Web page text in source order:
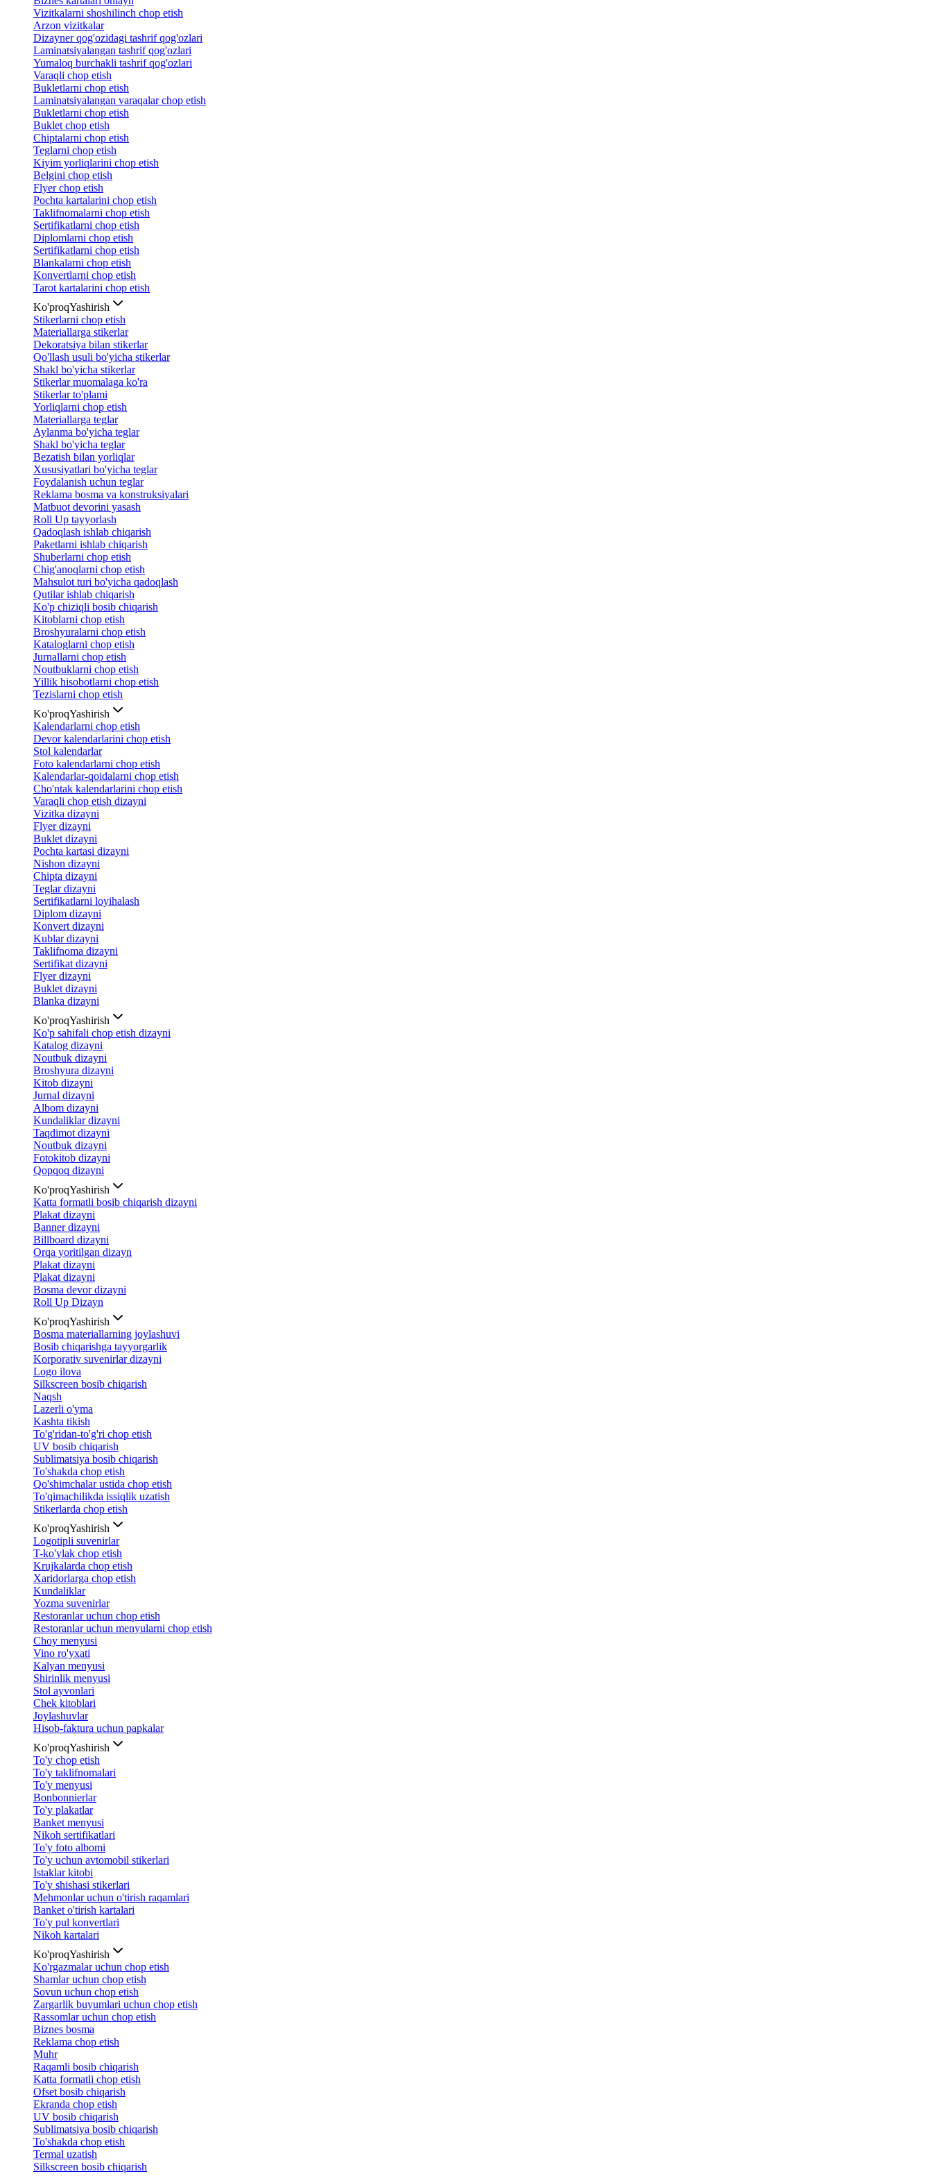
Vizitkalarni shoshilinch chop etish
Arzon vizitkalar
Dizayner qog'ozidagi tashrif qog'ozlari
Laminatsiyalangan tashrif qog'ozlari
Yumaloq burchakli tashrif qog'ozlari
Varaqli chop etish
Bukletlarni chop etish
Laminatsiyalangan varaqalar chop etish
Bukletlarni chop etish
Buklet chop etish
Chiptalarni chop etish
Teglarni chop etish
Kiyim yorliqlarini chop etish
Belgini chop etish
Flyer chop etish
Pochta kartalarini chop etish
Taklifnomalarni chop etish
Sertifikatlarni chop etish
Diplomlarni chop etish
Sertifikatlarni chop etish
Blankalarni chop etish
Konvertlarni chop etish
Tarot kartalarini chop etish
Ko'proqYashirish
Stikerlarni chop etish
Materiallarga stikerlar
Dekoratsiya bilan stikerlar
Qo'llash usuli bo'yicha stikerlar
Shakl bo'yicha stikerlar
Stikerlar muomalaga ko'ra
Stikerlar to'plami
Yorliqlarni chop etish
Materiallarga teglar
Aylanma bo'yicha teglar
Shakl bo'yicha teglar
Bezatish bilan yorliqlar
Xususiyatlari bo'yicha teglar
Foydalanish uchun teglar
Reklama bosma va konstruksiyalari
Matbuot devorini yasash
Roll Up tayyorlash
Qadoqlash ishlab chiqarish
Paketlarni ishlab chiqarish
Shuberlarni chop etish
Chig'anoqlarni chop etish
Mahsulot turi bo'yicha qadoqlash
Qutilar ishlab chiqarish
Ko'p chiziqli bosib chiqarish
Kitoblarni chop etish
Broshyuralarni chop etish
Kataloglarni chop etish
Jurnallarni chop etish
Noutbuklarni chop etish
Yillik hisobotlarni chop etish
Tezislarni chop etish
Ko'proqYashirish
Kalendarlarni chop etish
Devor kalendarlarini chop etish
Stol kalendarlar
Foto kalendarlarni chop etish
Kalendarlar-qoidalarni chop etish
Cho'ntak kalendarlarini chop etish
Varaqli chop etish dizayni
Vizitka dizayni
Flyer dizayni
Buklet dizayni
Pochta kartasi dizayni
Nishon dizayni
Chipta dizayni
Teglar dizayni
Sertifikatlarni loyihalash
Diplom dizayni
Konvert dizayni
Kublar dizayni
Taklifnoma dizayni
Sertifikat dizayni
Flyer dizayni
Buklet dizayni
Blanka dizayni
Ko'proqYashirish
Ko'p sahifali chop etish dizayni
Katalog dizayni
Noutbuk dizayni
Broshyura dizayni
Kitob dizayni
Jurnal dizayni
Albom dizayni
Kundaliklar dizayni
Taqdimot dizayni
Noutbuk dizayni
Fotokitob dizayni
Qopqoq dizayni
Ko'proqYashirish
Katta formatli bosib chiqarish dizayni
Plakat dizayni
Banner dizayni
Billboard dizayni
Orqa yoritilgan dizayn
Plakat dizayni
Plakat dizayni
Bosma devor dizayni
Roll Up Dizayn
Ko'proqYashirish
Bosma materiallarning joylashuvi
Bosib chiqarishga tayyorgarlik
Korporativ suvenirlar dizayni
Logo ilova
Silkscreen bosib chiqarish
Naqsh
Lazerli o'yma
Kashta tikish
To'g'ridan-to'g'ri chop etish
UV bosib chiqarish
Sublimatsiya bosib chiqarish
To'shakda chop etish
Qo'shimchalar ustida chop etish
To'qimachilikda issiqlik uzatish
Stikerlarda chop etish
Ko'proqYashirish
Logotipli suvenirlar
T-ko'ylak chop etish
Krujkalarda chop etish
Xaridorlarga chop etish
Kundaliklar
Yozma suvenirlar
Restoranlar uchun chop etish
Restoranlar uchun menyularni chop etish
Choy menyusi
Vino ro'yxati
Kalyan menyusi
Shirinlik menyusi
Stol ayvonlari
Chek kitoblari
Joylashuvlar
Hisob-faktura uchun papkalar
Ko'proqYashirish
To'y chop etish
To'y taklifnomalari
To'y menyusi
Bonbonnierlar
To'y plakatlar
Banket menyusi
Nikoh sertifikatlari
To'y foto albomi
To'y uchun avtomobil stikerlari
Istaklar kitobi
To'y shishasi stikerlari
Mehmonlar uchun o'tirish raqamlari
Banket o'tirish kartalari
To'y pul konvertlari
Nikoh kartalari
Ko'proqYashirish
Ko'rgazmalar uchun chop etish
Shamlar uchun chop etish
Sovun uchun chop etish
Zargarlik buyumlari uchun chop etish
Rassomlar uchun chop etish
Biznes bosma
Reklama chop etish
Muhr
Raqamli bosib chiqarish
Katta formatli chop etish
Ofset bosib chiqarish
Ekranda chop etish
UV bosib chiqarish
Sublimatsiya bosib chiqarish
To'shakda chop etish
Termal uzatish
Silkscreen bosib chiqarish